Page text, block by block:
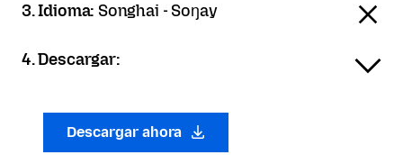
3. Idioma: Songhai - Soŋay
4. Descargar:
Descargar ahora